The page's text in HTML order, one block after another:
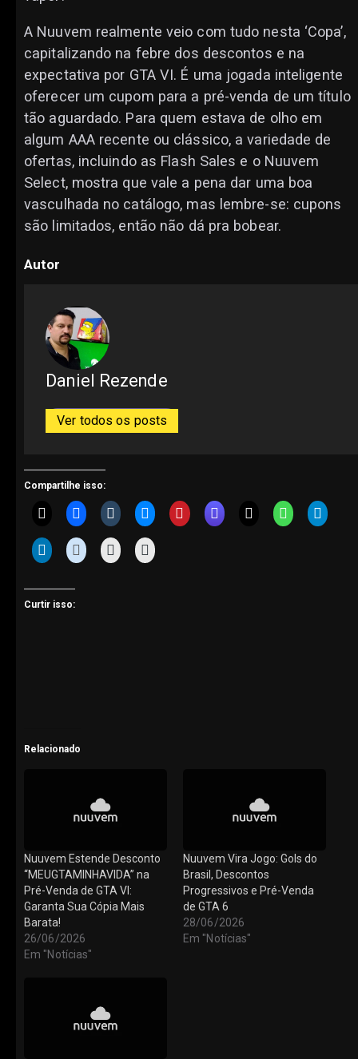
A Nuuvem realmente veio com tudo nesta ‘Copa’,
capitalizando na febre dos descontos e na
expectativa por GTA VI. É uma jogada inteligente
oferecer um cupom para a pré-venda de um título
tão aguardado. Para quem estava de olho em
algum AAA recente ou clássico, a variedade de
ofertas, incluindo as Flash Sales e o Nuuvem
Select, mostra que vale a pena dar uma boa
vasculhada no catálogo, mas lembre-se: cupons
são limitados, então não dá pra bobear.
Autor
Daniel Rezende
Ver todos os posts
Compartilhe isso:
Curtir isso:
Relacionado
Nuuvem Estende Desconto
“MEUGTAMINHAVIDA” na
Pré-Venda de GTA VI:
Garanta Sua Cópia Mais
Barata!
26/06/2026
Em "Notícias"
Nuuvem Vira Jogo: Gols do
Brasil, Descontos
Progressivos e Pré-Venda
de GTA 6
28/06/2026
Em "Notícias"